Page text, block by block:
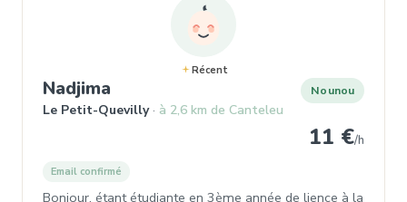
Récent
Nadjima , Nounou à Le Petit-Quevilly
Le Petit-Quevilly à 2,6 km de Canteleu
Nounou
11 €/h
Email confirmé
Bonjour, étant étudiante en 3ème année de lience à la